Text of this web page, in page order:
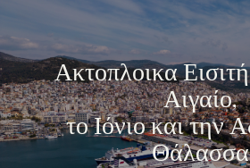
Ακτοπλοικα
Αιγαίο,
το Ιόνιο και την
Θάλασσα